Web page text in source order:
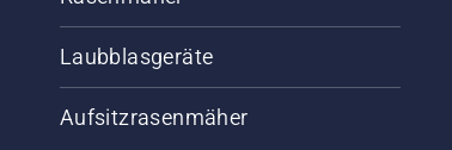
Laubblasgeräte
Aufsitzrasenmäher